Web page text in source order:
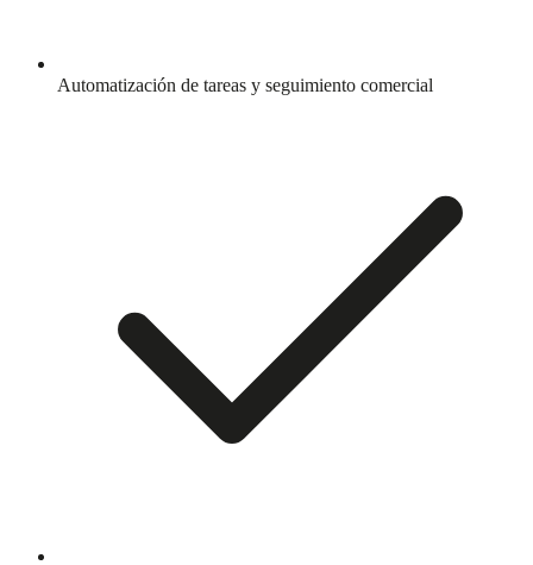
Automatización de tareas y seguimiento comercial